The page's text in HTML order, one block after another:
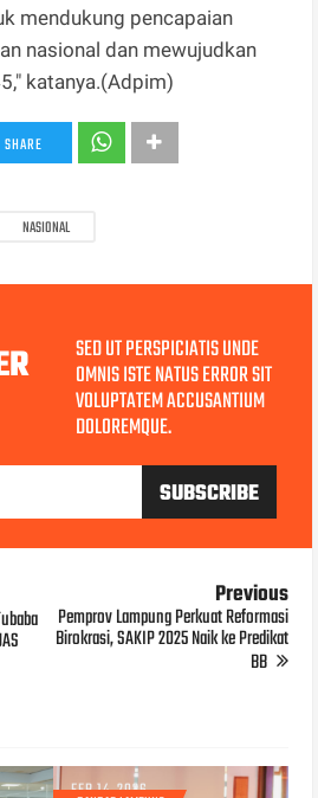
mendukung pencapaian
nasional dan mewujudkan
katanya.(Adpim)
SHARE
NASIONAL
SED UT PERSPICIATIS UNDE
OMNIS ISTE NATUS ERROR SIT
VOLUPTATEM ACCUSANTIUM
DOLOREMQUE.
Previous
Pemprov Lampung Perkuat Reformasi
Birokrasi, SAKIP 2025 Naik ke Predikat
BB
FEB 14, 2026